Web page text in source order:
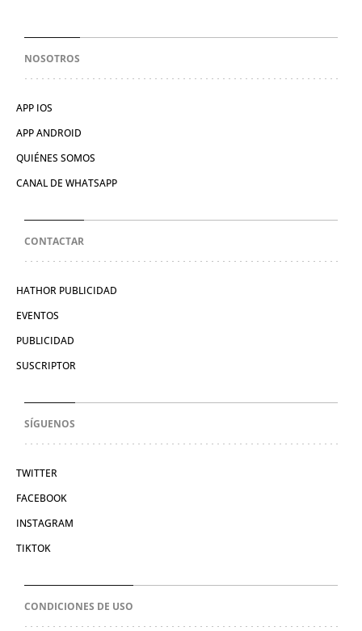
NOSOTROS
APP IOS
APP ANDROID
QUIÉNES SOMOS
CANAL DE WHATSAPP
CONTACTAR
HATHOR PUBLICIDAD
EVENTOS
PUBLICIDAD
SUSCRIPTOR
SÍGUENOS
TWITTER
FACEBOOK
INSTAGRAM
TIKTOK
CONDICIONES DE USO